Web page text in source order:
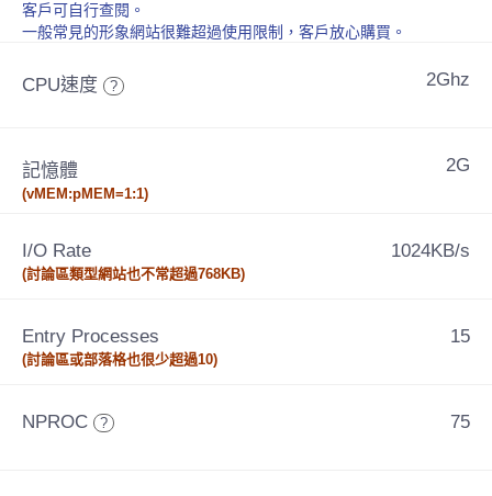
客戶可自行查閱。
一般常見的形象網站很難超過使用限制，客戶放心購買。
CPU速度 ? 2Ghz
記憶體
(vMEM:pMEM=1:1)
2G
I/O Rate
(討論區類型網站也不常超過768KB)
1024KB/s
Entry Processes
(討論區或部落格也很少超過10)
15
NPROC ? 75